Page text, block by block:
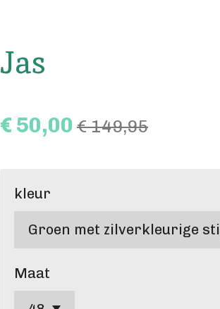
Jas
€ 50,00 € 149,95
kleur
Maat